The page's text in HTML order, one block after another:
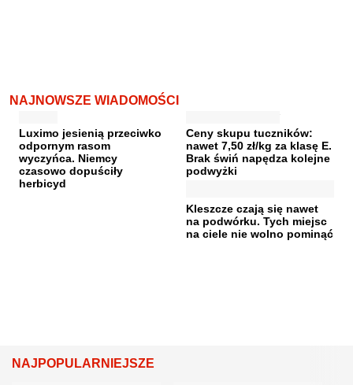
NAJNOWSZE WIADOMOŚCI
Luximo jesienią przeciwko
odpornym rasom
wyczyńca. Niemcy
czasowo dopuściły
herbicyd
Ceny skupu tuczników:
nawet 7,50 zł/kg za klasę E.
Brak świń napędza kolejne
podwyżki
Kleszcze czają się nawet
na podwórku. Tych miejsc
na ciele nie wolno pominąć
NAJPOPULARNIEJSZE